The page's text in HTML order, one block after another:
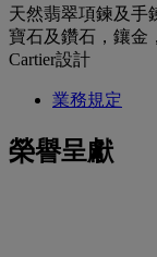
天然翡翠項鍊及手
寶石及鑽石，鑲金
Cartier設計
業務規定
榮譽呈獻